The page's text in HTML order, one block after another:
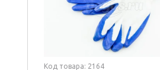
Код товара: 2164